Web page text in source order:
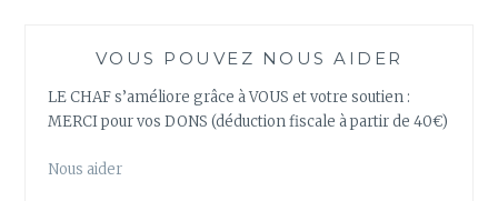
VOUS POUVEZ NOUS AIDER
LE CHAF s’améliore grâce à VOUS et votre soutien :
MERCI pour vos DONS (déduction fiscale à partir de 40€)
Nous aider